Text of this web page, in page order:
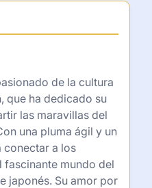
de la cultura
que ha dedicado su
las maravillas del
una pluma ágil y un
a los
fascinante mundo del
japonés. Su amor por